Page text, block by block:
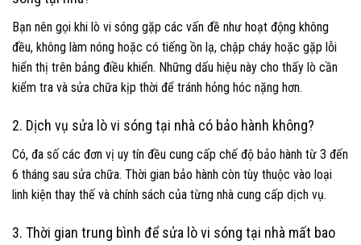
Bạn nên gọi khi lò vi sóng gặp các vấn đề như hoạt động không
đều, không làm nóng hoặc có tiếng ồn lạ, chập cháy hoặc gặp lỗi
hiển thị trên bảng điều khiển. Những dấu hiệu này cho thấy lò cần
kiểm tra và sửa chữa kịp thời để tránh hỏng hóc nặng hơn.
2. Dịch vụ sửa lò vi sóng tại nhà có bảo hành không?
Có, đa số các đơn vị uy tín đều cung cấp chế độ bảo hành từ 3 đến
6 tháng sau sửa chữa. Thời gian bảo hành còn tùy thuộc vào loại
linh kiện thay thế và chính sách của từng nhà cung cấp dịch vụ.
3. Thời gian trung bình để sửa lò vi sóng tại nhà mất bao